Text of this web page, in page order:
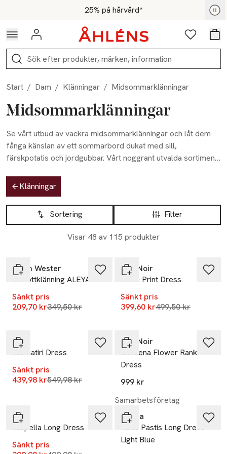
Hoppa till navigationsmenyn25% på hårvård*
För medlemmar - Shoppa nu
Logga in Favoriter
Sök
Start / Dam / Klänningar / Midsommarklänningar
Midsommarklänningar
Se vårt utbud av vackra midsommarklänningar och låt dem
fånga känslan av ett sommarbord dukat med sill,
färskpotatis och jordgubbar. Vårt noggrant utvalda sortiment
trädgården, på stan eller vid en uppklädd tillställning,
kommer du att känna dig somrig och festlig till midsommar.
Komplettera din midsommarklänning med färska blommor
och läckra accessoarer för en komplett look som förstärker
väderförhållanden, och njut av en glad midsommar!
Hoppa till produktsidan
Klänningar
Hoppa till produktsidan
Filter
Sortering
Visar 48 av 115 produkter
Lista över produkter
Carin Wester
Omlottklänning ALEYA
Sänkt pris
209,70 krLägsta pris 30 dagar
349,50 kr
Neo Noir
Jellie Print Dress
Sänkt pris
399,60 krLägsta pris 30
499,50 kr
YAS
Yasmatiri Dress
Sänkt pris
439,98 krLägsta pris 30 dagar
549,98 kr
Neo Noir
Gardena Flower Rank
Dress
999 kr
YAS
Yaspella Long Dress
Sänkt pris
Samarbetsföretag
Noella
Reno Pastis Long Dress -
Light Blue